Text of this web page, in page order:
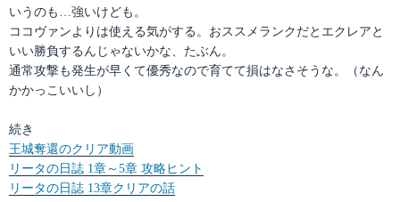
いうのも…強いけども。
ココヴァンよりは使える気がする。おススメランクだとエクレアと
いい勝負するんじゃないかな、たぶん。
通常攻撃も発生が早くて優秀なので育てて損はなさそうな。（なん
かかっこいいし）
続き
王城奪還のクリア動画
リータの日誌 1章～5章 攻略ヒント
リータの日誌 13章クリアの話